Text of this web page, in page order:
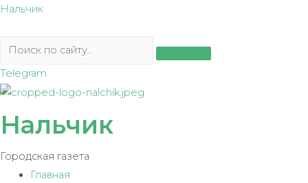
Перейти
содержимому
Нальчик
Telegram
Нальчик
Городская газета
Главная